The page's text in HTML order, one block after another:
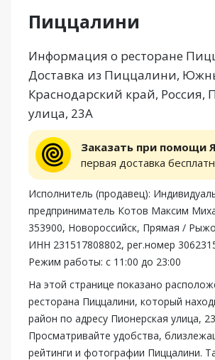
Пиццалини
Информация о ресторане
Доставка из Пиццалини,
Краснодарский край, Россия,
улица, 23А
Заказать при помощи
первая доставка
Исполнитель (продавец):
предприниматель Котов Максим
353900, Новороссийск, Прямая /
ИНН 231517808802, рег.номер
Режим работы: с 11:00 до 23:00
На этой странице показано
ресторана Пиццалини, который
район по адресу Пионерская улица,
Просматривайте удобства,
рейтинги и фотографии Пиццалини.